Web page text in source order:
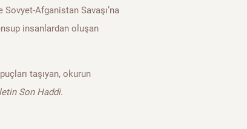
Afganistan Savaşı’na
insanlardan oluşan
taşıyan, okurun
Son Haddi.